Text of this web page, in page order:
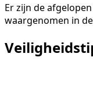
Er zijn de
waargenomen in